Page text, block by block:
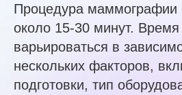
Процедура маммографии
около 15-30 минут.
варьироваться в
нескольких факторов,
подготовки, тип